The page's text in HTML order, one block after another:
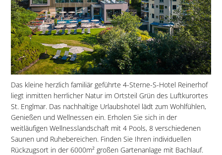
Das kleine herzlich familiär geführte 4-Sterne-S-Hotel Reinerhof
liegt inmitten herrlicher Natur im Ortsteil Grün des Luftkurortes
St. Englmar. Das nachhaltige Urlaubshotel lädt zum Wohlfühlen,
Genießen und Wellnessen ein. Erholen Sie sich in der
weitläufigen Wellnesslandschaft mit 4 Pools, 8 verschiedenen
Saunen und Ruhebereichen. Finden Sie Ihren individuellen
Rückzugsort in der 6000m² großen Gartenanlage mit Bachlauf.